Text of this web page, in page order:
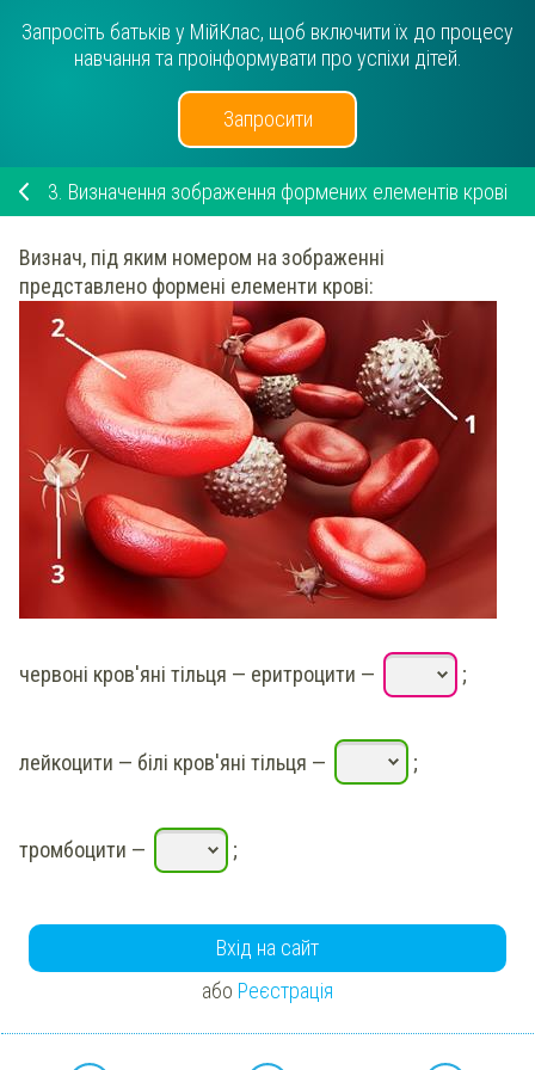
Запросіть батьків у МійКлас, щоб включити їх до процесу
навчання та проінформувати про успіхи дітей.
Запросити
3. Визначення зображення формених елементів крові
Визнач, під яким номером на зображенні
представлено формені елементи крові:
червоні кров'яні тільця — еритроцити — ;
лейкоцити — білі кров'яні тільця — ;
тромбоцити — ;
Вхід на сайт
або Реєстрація